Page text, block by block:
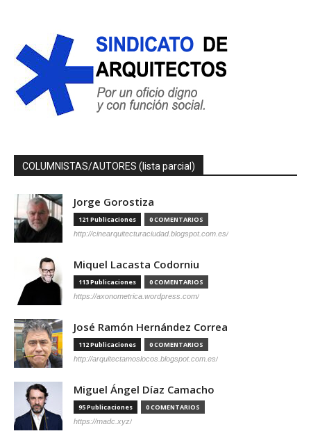
COLUMNISTAS/AUTORES (lista parcial)
Jorge Gorostiza
121 Publicaciones 0 COMENTARIOS
http://cinearquitecturaciudad.blogspot.com.es/
Miquel Lacasta Codorniu
113 Publicaciones 0 COMENTARIOS
https://axonometrica.wordpress.com/
José Ramón Hernández Correa
112 Publicaciones 0 COMENTARIOS
http://arquitectamoslocos.blogspot.com.es/
Miguel Ángel Díaz Camacho
95 Publicaciones 0 COMENTARIOS
https://madc.xyz/